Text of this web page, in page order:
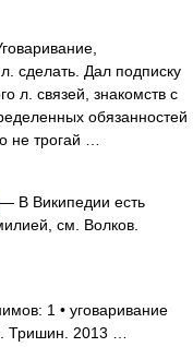
сделать. Дал подписку
л. связей, знакомств с
обязанностей
не трогай …
— В Википедии есть
см. Волков.
1 • уговаривание
Тришин. 2013 …